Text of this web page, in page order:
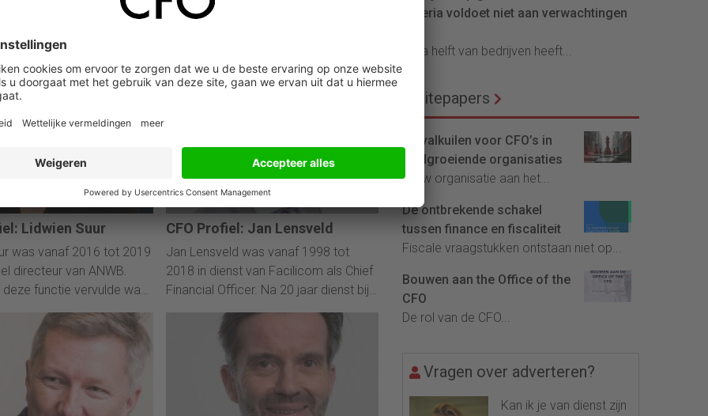
is sinds 2017
VDL.
financieel eindverantwoordelijke van
Lidwien Suur
was vanaf 2016 tot 2019
directeur van ANWB.
functie vervulde was
de verzekeraar van ANWB.
08 februari 2018
CFO Profiel: Jan Lensveld
Jan Lensveld was vanaf 1998 tot
2018 in dienst van Facilicom als Chief
Financial Officer. Na 20 jaar dienst bij
pensioen te gaan.
criteria voldoet niet aan verwachtingen
Bijna helft van bedrijven heeft...
Whitepapers
De valkuilen voor CFO’s in
snelgroeiende organisaties
Is uw organisatie aan het...
De ontbrekende schakel
tussen finance en fiscaliteit
Fiscale vraagstukken ontstaan niet op...
Bouwen aan the Office of the
CFO
De rol van de CFO...
Vragen over adverteren?
Kan ik je van dienst zijn